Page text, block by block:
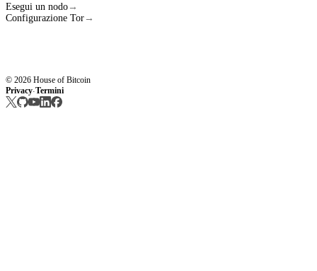
Esegui un nodo →
Configurazione Tor →
© 2026 House of Bitcoin
Privacy·Termini